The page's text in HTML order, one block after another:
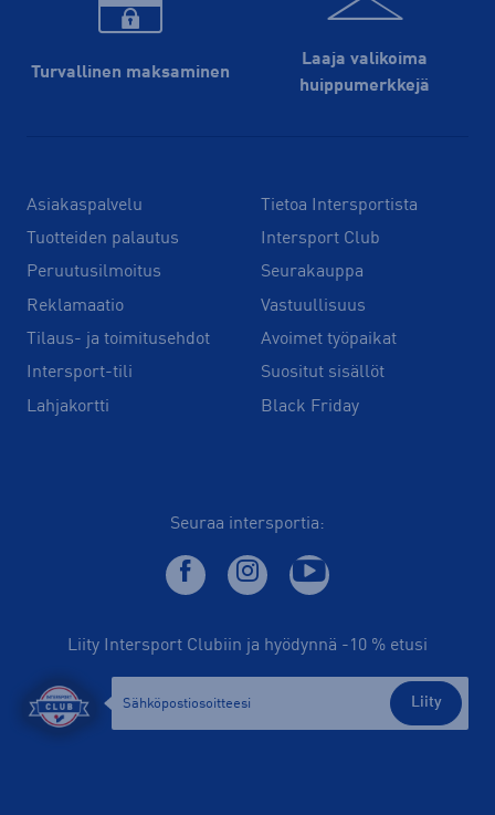
Turvallinen maksaminen
Laaja valikoima
huippu­merkkejä
Asiakaspalvelu
Tuotteiden palautus
Peruutusilmoitus
Reklamaatio
Tilaus- ja toimitusehdot
Intersport-tili
Lahjakortti
Tietoa Intersportista
Intersport Club
Seurakauppa
Vastuullisuus
Avoimet työpaikat
Suositut sisällöt
Black Friday
Seuraa intersportia:
Liity Intersport Clubiin ja hyödynnä -10 % etusi
Liity